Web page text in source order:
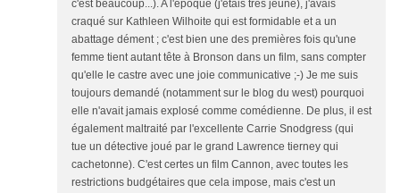
c'est beaucoup...). A l'époque (j'étais très jeune), j'avais
craqué sur Kathleen Wilhoite qui est formidable et a un
abattage dément ; c'est bien une des premières fois qu'une
femme tient autant tête à Bronson dans un film, sans compter
qu'elle le castre avec une joie communicative ;-) Je me suis
toujours demandé (notamment sur le blog du west) pourquoi
elle n'avait jamais explosé comme comédienne. De plus, il est
également maltraité par l'excellente Carrie Snodgress (qui
tue un détective joué par le grand Lawrence tierney qui
cachetonne). C'est certes un film Cannon, avec toutes les
restrictions budgétaires que cela impose, mais c'est un